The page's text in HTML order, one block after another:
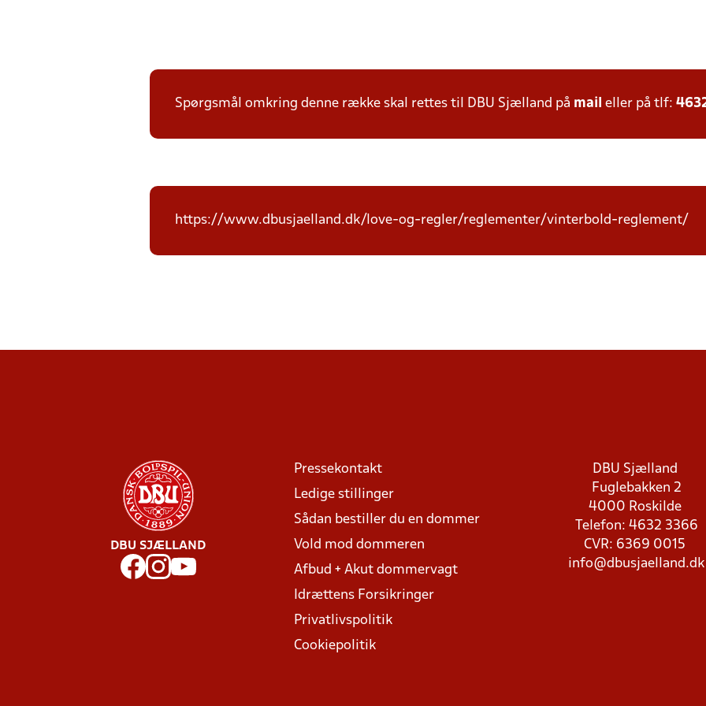
Spørgsmål omkring denne række skal rettes til DBU Sjælland på mail eller på tlf:
https://www.dbusjaelland.dk/love-og-regler/reglementer/vinterbold-reglement/
DBU SJÆLLAND
Pressekontakt
Ledige stillinger
Sådan bestiller du en dommer
Vold mod dommeren
Afbud + Akut dommervagt
Idrættens Forsikringer
Privatlivspolitik
Cookiepolitik
DBU Sjælland
Fuglebakken 2
4000 Roskilde
Telefon: 4632 3366
CVR: 6369 0015
info@dbusjaelland.dk